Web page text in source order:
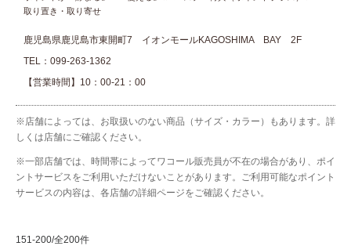
取り置き・取り寄せ
鹿児島県鹿児島市東開町7 イオンモールKAGOSHIMA BAY 2F
TEL： 099-263-1362
【営業時間】10：00-21：00
※店舗によっては、お取扱いのない商品（サイズ・カラー）もあります。詳
しくは店舗にご確認ください。
※一部店舗では、時間帯によってワコール販売員が不在の場合があり、ポイ
ントサービスをご利用いただけないことがあります。ご利用可能なポイント
サービスの内容は、各店舗の詳細ページをご確認ください。
151-200/全200件